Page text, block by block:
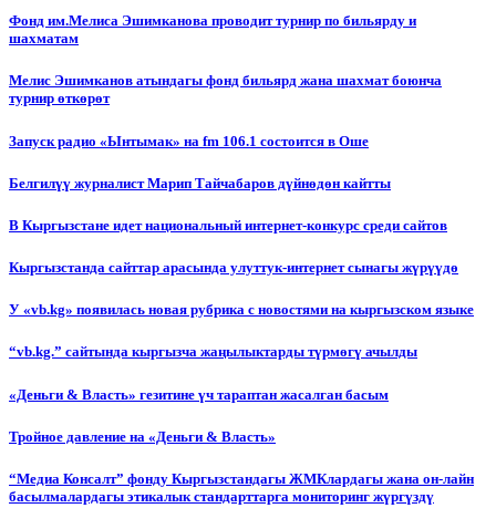
Фонд им.Мелиса Эшимканова проводит турнир по бильярду и
шахматам
Мелис Эшимканов атындагы фонд бильярд жана шахмат боюнча
турнир өткөрөт
Запуск радио «Ынтымак» на fm 106.1 состоится в Оше
Белгилүү журналист Марип Тайчабаров дүйнөдөн кайтты
В Кыргызстане идет национальный интернет-конкурс среди сайтов
Кыргызстанда сайттар арасында улуттук-интернет сынагы жүрүүдө
У «vb.kg» появилась новая рубрика с новостями на кыргызском языке
“vb.kg.” сайтында кыргызча жаңылыктарды түрмөгү ачылды
«Деньги & Власть» гезитине үч тараптан жасалган басым
Тройное давление на «Деньги & Власть»
“Медиа Консалт” фонду Кыргызстандагы ЖМКлардагы жана он-лайн
басылмалардагы этикалык стандарттарга мониторинг жүргүздү